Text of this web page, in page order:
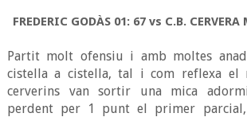
FREDERIC GODÀS 01: 67 vs C.B.
Partit molt ofensiu i amb moltes
cistella a cistella, tal i com reflexa el
cerverins van sortir una mica
perdent per 1 punt el primer